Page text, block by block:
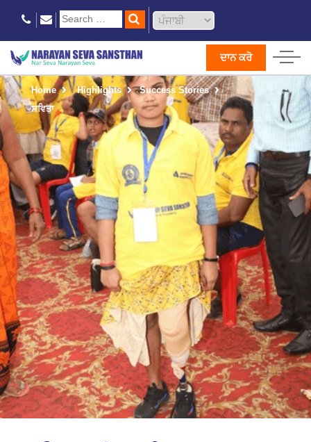
ਦਾਨ ਕਰੋ
Home Highlights
Success Stories
ਸਵਿਤਾ